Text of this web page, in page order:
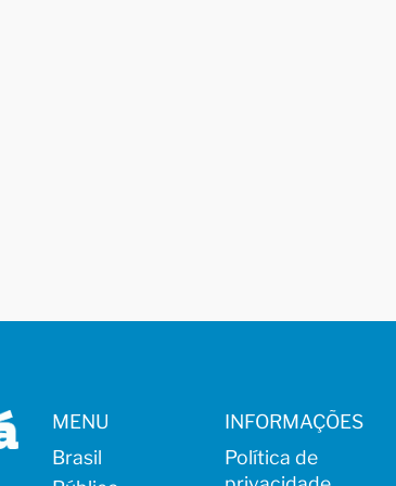
MENU
Brasil
INFORMAÇÕES
Política de